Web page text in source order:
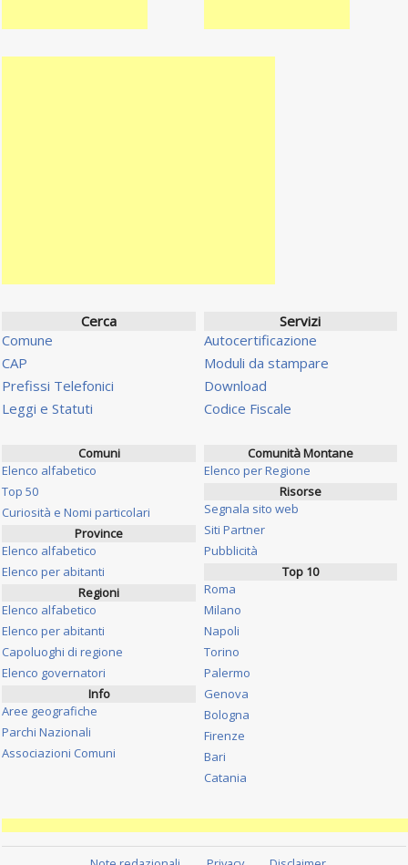
Cerca
Comune
CAP
Prefissi Telefonici
Leggi e Statuti
Servizi
Autocertificazione
Moduli da stampare
Download
Codice Fiscale
Comuni
Elenco alfabetico
Top 50
Curiosità e Nomi particolari
Province
Elenco alfabetico
Elenco per abitanti
Regioni
Elenco alfabetico
Elenco per abitanti
Capoluoghi di regione
Elenco governatori
Info
Aree geografiche
Parchi Nazionali
Associazioni Comuni
Comunità Montane
Elenco per Regione
Risorse
Segnala sito web
Siti Partner
Pubblicità
Top 10
Roma
Milano
Napoli
Torino
Palermo
Genova
Bologna
Firenze
Bari
Catania